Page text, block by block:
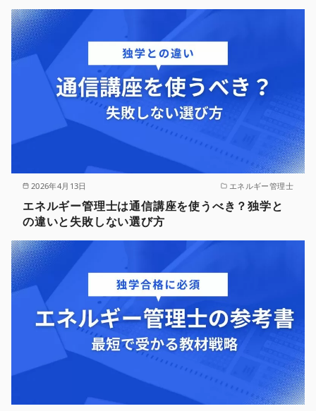
2026年4月13日 エネルギー管理士
エネルギー管理士は通信講座を使うべき？独学と
の違いと失敗しない選び方